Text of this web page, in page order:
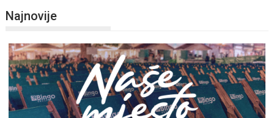
Najnovije